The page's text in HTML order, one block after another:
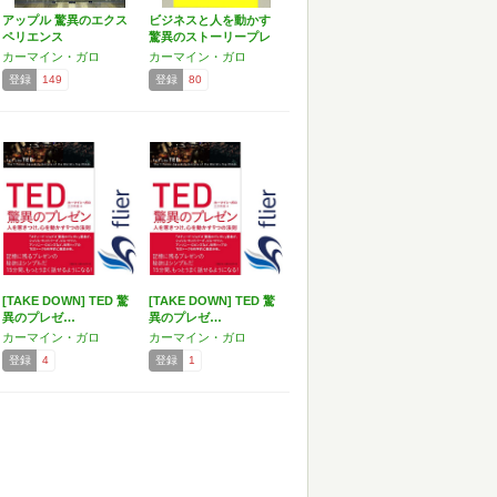
アップル 驚異のエクス
ペリエンス
カーマイン・ガロ
登録 149
ビジネスと人を動かす
驚異のストーリープレ
ゼン
カーマイン・ガロ
登録 80
[TAKE DOWN] TED 驚
異のプレゼ…
カーマイン・ガロ
登録 4
[TAKE DOWN] TED 驚
異のプレゼ…
カーマイン・ガロ
登録 1